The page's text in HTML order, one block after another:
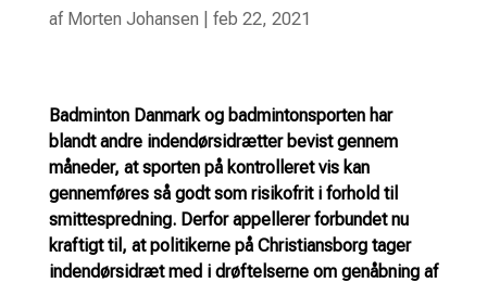
af Morten Johansen feb 22, 2021
Badminton Danmark og badmintonsporten har
blandt andre indendørsidrætter bevist gennem
måneder, at sporten på kontrolleret vis kan
gennemføres så godt som risikofrit i forhold til
smittespredning. Derfor appellerer forbundet nu
kraftigt til, at politikerne på Christiansborg tager
indendørsidræt med i drøftelserne om genåbning af